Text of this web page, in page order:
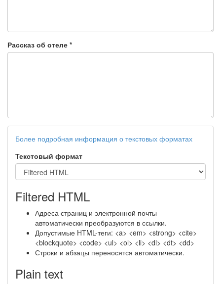
Рассказ об отеле *
Более подробная информация о текстовых форматах
Текстовый формат
Filtered HTML
Адреса страниц и электронной почты
автоматически преобразуются в ссылки.
Допустимые HTML-теги: <a> <em> <strong> <cite>
<blockquote> <code> <ul> <ol> <li> <dl> <dt> <dd>
Строки и абзацы переносятся автоматически.
Plain text